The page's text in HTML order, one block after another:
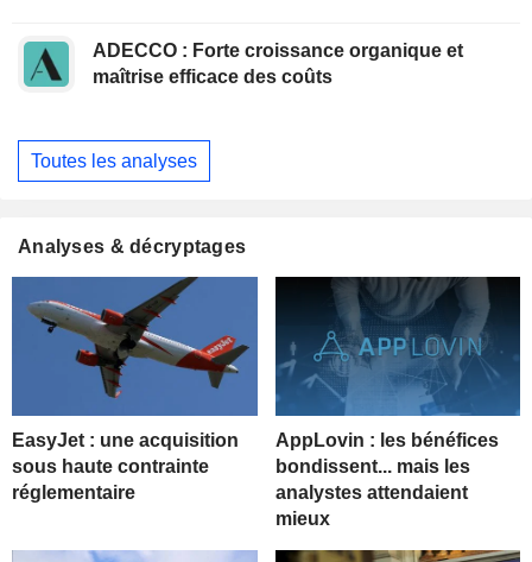
ADECCO : Forte croissance organique et
maîtrise efficace des coûts
Toutes les analyses
Analyses & décryptages
EasyJet : une acquisition
sous haute contrainte
réglementaire
AppLovin : les bénéfices
bondissent... mais les
analystes attendaient
mieux